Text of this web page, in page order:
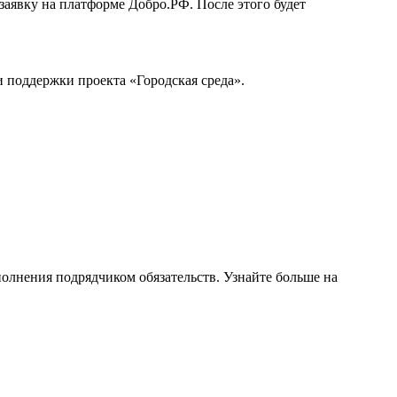
на платформе Добро.РФ. После этого будет
проекта «Городская среда».
подрядчиком обязательств. Узнайте больше на